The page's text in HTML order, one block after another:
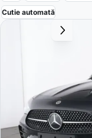
Cutie automată